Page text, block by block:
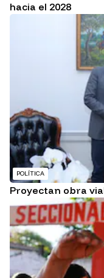
hacia el 2028
POLÍTICA
Proyectan obra